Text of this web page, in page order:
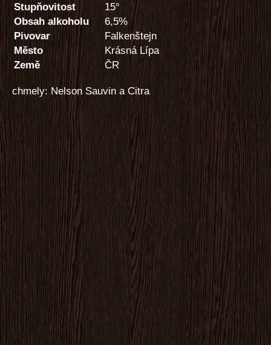
Stupňovitost
15°
Obsah alkoholu
6,5%
Pivovar
Falkenštejn
Město
Krásná Lípa
Země
ČR
chmely: Nelson Sauvin a Citra